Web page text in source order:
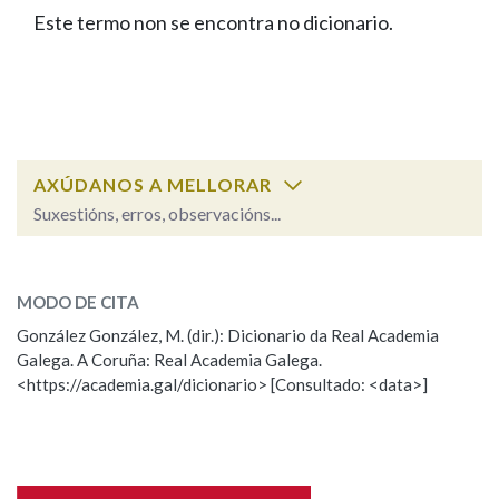
FIGURAS HOMENAXEADAS
PORTAL DAS PALABRAS
Facebook
TwitterYoutubeInstagram
Bluesky
BUSCAR NOS LEMAS
Remata por
BUSCAR NO CONTIDO
Nas definicións
Este termo non se encontra no dicionario.
AXÚDANOS A MELLORAR
Suxestións, erros, observacións...
Observación
Nome
MODO DE CITA
González González, M. (dir.): Dicionario da Real Academia
Galega. A Coruña: Real Academia Galega.
<https://academia.gal/dicionario> [Consultado: <data>]